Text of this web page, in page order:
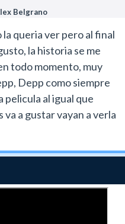
Belgrano
queria ver pero al final
la historia se me
todo momento, muy
Depp como siempre
pelicula al igual que
a gustar vayan a verla